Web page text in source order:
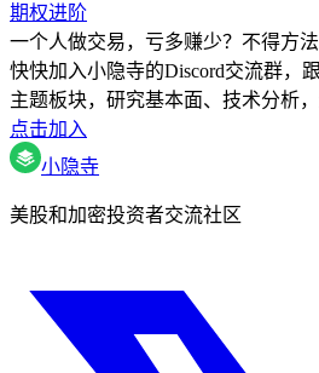
期权进阶
一个人做交易，亏多赚少？不得方法
快快加入小隐寺的Discord交流群，
主题板块，研究基本面、技术分析
点击加入
小隐寺
美股和加密投资者交流社区